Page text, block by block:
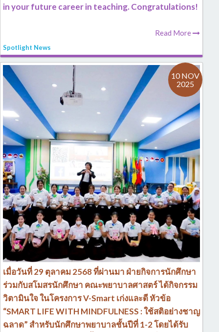
in your future career in teaching. Congratulations!
Read More
Spotlight News
เมื่อวันที่ 29 ตุลาคม 2568 ที่ผ่านมา ฝ่ายกิจการนักศึกษา
ร่วมกับสโมสรนักศึกษา คณะพยาบาลศาสตร์ ได้กิจกรรม
วิตามินใจ ในโครงการ V-Smart เก่งและดี หัวข้อ
“SMART LIFE WITH MINDFULNESS : ใช้สติอย่างชาญ
ฉลาด” สำหรับนักศึกษาพยาบาลชั้นปีที่ 1-2 โดยได้รับ
10 NOV
2025